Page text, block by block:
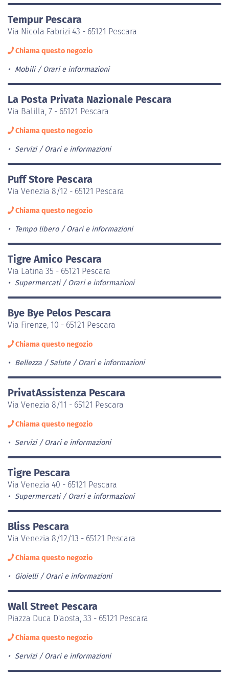
Tempur Pescara
Via Nicola Fabrizi 43 - 65121 Pescara
Chiama questo negozio
Mobili Orari e informazioni
La Posta Privata Nazionale Pescara
Via Balilla, 7 - 65121 Pescara
Chiama questo negozio
Servizi Orari e informazioni
Puff Store Pescara
Via Venezia 8/12 - 65121 Pescara
Chiama questo negozio
Tempo libero Orari e informazioni
Tigre Amico Pescara
Via Latina 35 - 65121 Pescara
Supermercati Orari e informazioni
Bye Bye Pelos Pescara
Via Firenze, 10 - 65121 Pescara
Chiama questo negozio
Bellezza / Salute Orari e informazioni
PrivatAssistenza Pescara
Via Venezia 8/11 - 65121 Pescara
Chiama questo negozio
Servizi Orari e informazioni
Tigre Pescara
Via Venezia 40 - 65121 Pescara
Supermercati Orari e informazioni
Bliss Pescara
Via Venezia 8/12/13 - 65121 Pescara
Chiama questo negozio
Gioielli Orari e informazioni
Wall Street Pescara
Piazza Duca D'aosta, 33 - 65121 Pescara
Chiama questo negozio
Servizi Orari e informazioni